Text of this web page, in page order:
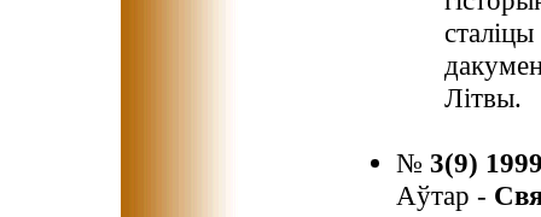
Літвы.
№ 3(9)
Аўтар -